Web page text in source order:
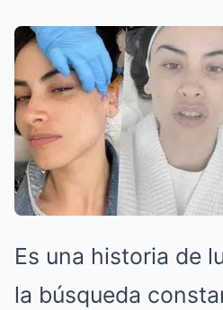
Es una historia de
la búsqueda